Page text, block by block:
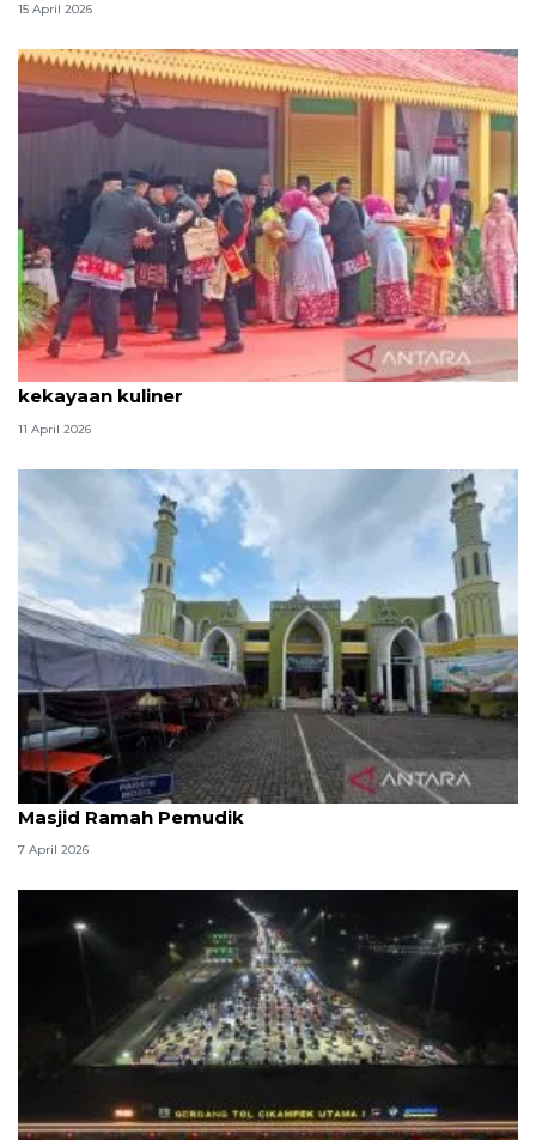
15 April 2026
Tradisi hantaran Lebaran Betawi simbol bakti dan
kekayaan kuliner
11 April 2026
Kemenag: 3,5 juta orang manfaatkan layanan
Masjid Ramah Pemudik
7 April 2026